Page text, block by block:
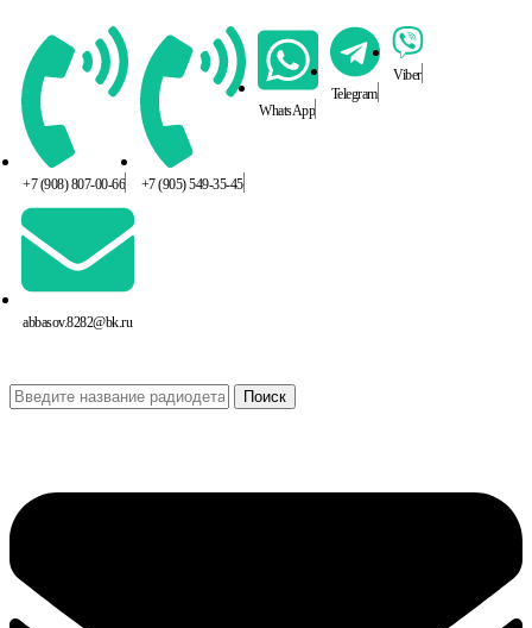
+7 (908) 807-00-66 +7 (905) 549-35-45
WhatsApp
Telegram
Viber
abbasov.8282@bk.ru
Поиск